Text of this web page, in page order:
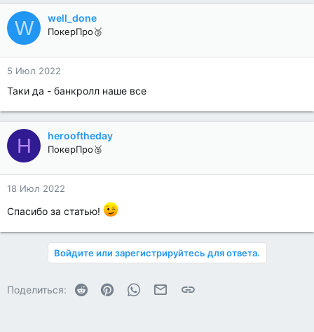
W well_done
ПокерПро🥈
5 Июл 2022
Таки да - банкролл наше все
H herooftheday
ПокерПро🥈
18 Июл 2022
Спасибо за статью!
Войдите или зарегистрируйтесь для ответа.
Поделиться: Reddit PinterestWhatsAppЭлектронная почта
Ссылка